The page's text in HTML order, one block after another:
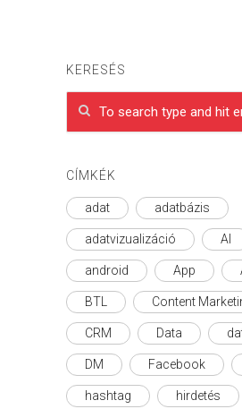
KERESÉS
CÍMKÉK
adat adatbázis
adatvizualizáció AI
android App
BTL Content
CRM Data
DM Facebook
hashtag hirdetés